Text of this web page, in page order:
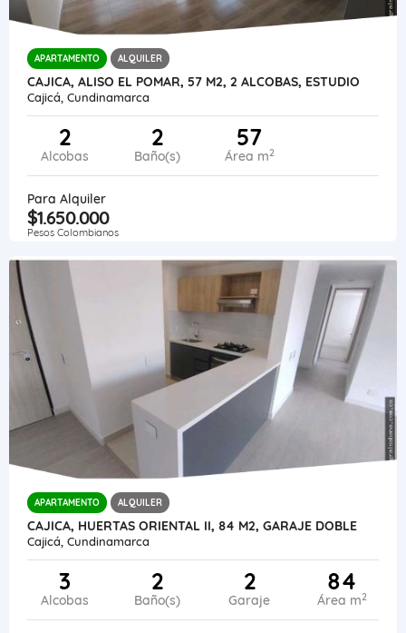
APARTAMENTO ALQUILER
CAJICA, ALISO EL POMAR, 57 M2, 2 ALCOBAS, ESTUDIO
Cajicá, Cundinamarca
2
Alcobas
2
Baño(s)
57
Área m2
Para Alquiler
$1.650.000
Pesos Colombianos
APARTAMENTO ALQUILER
CAJICA, HUERTAS ORIENTAL II, 84 M2, GARAJE DOBLE
Cajicá, Cundinamarca
3
Alcobas
2
Baño(s)
2
Garaje
84
Área m2